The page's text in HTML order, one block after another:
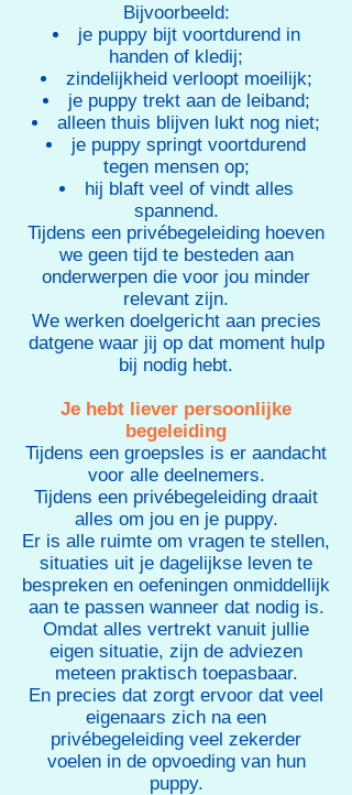
Bijvoorbeeld:
je puppy bijt voortdurend in
handen of kledij;
zindelijkheid verloopt moeilijk;
je puppy trekt aan de leiband;
alleen thuis blijven lukt nog niet;
je puppy springt voortdurend
tegen mensen op;
hij blaft veel of vindt alles
spannend.
Tijdens een privébegeleiding hoeven
we geen tijd te besteden aan
onderwerpen die voor jou minder
relevant zijn.
We werken doelgericht aan precies
datgene waar jij op dat moment hulp
bij nodig hebt.
Je hebt liever persoonlijke
begeleiding
Tijdens een groepsles is er aandacht
voor alle deelnemers.
Tijdens een privébegeleiding draait
alles om jou en je puppy.
Er is alle ruimte om vragen te stellen,
situaties uit je dagelijkse leven te
bespreken en oefeningen onmiddellijk
aan te passen wanneer dat nodig is.
Omdat alles vertrekt vanuit jullie
eigen situatie, zijn de adviezen
meteen praktisch toepasbaar.
En precies dat zorgt ervoor dat veel
eigenaars zich na een
privébegeleiding veel zekerder
voelen in de opvoeding van hun
puppy.